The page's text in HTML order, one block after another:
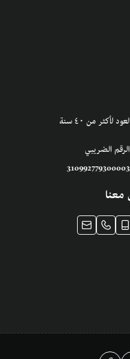
من ٤٠ سنة
الرقم الضريبي
310992779300003
معنا